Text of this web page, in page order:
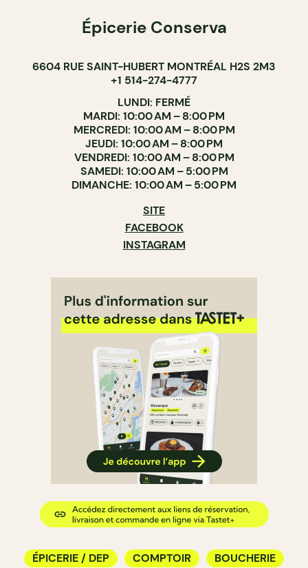
Épicerie Conserva
6604 RUE SAINT-HUBERT MONTRÉAL H2S 2M3
+1 514-274-4777
LUNDI: FERMÉ
MARDI: 10:00 AM – 8:00 PM
MERCREDI: 10:00 AM – 8:00 PM
JEUDI: 10:00 AM – 8:00 PM
VENDREDI: 10:00 AM – 8:00 PM
SAMEDI: 10:00 AM – 5:00 PM
DIMANCHE: 10:00 AM – 5:00 PM
SITE
FACEBOOK
INSTAGRAM
ÉPICERIE / DEP COMPTOIR
BOUCHERIE